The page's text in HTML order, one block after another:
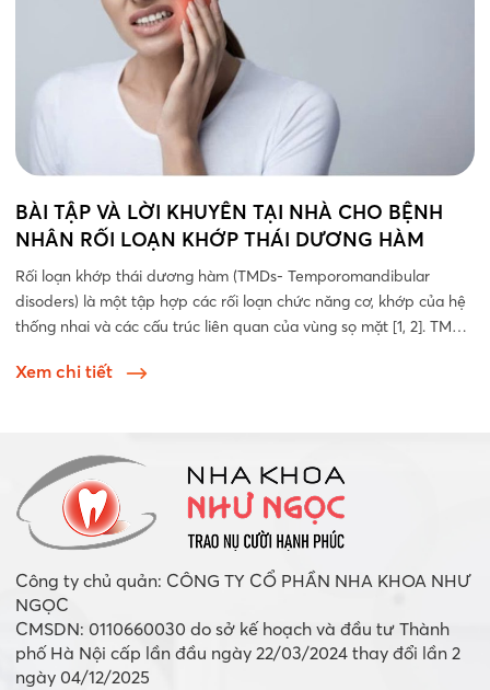
BÀI TẬP VÀ LỜI KHUYÊN TẠI NHÀ CHO BỆNH
NHÂN RỐI LOẠN KHỚP THÁI DƯƠNG HÀM
Rối loạn khớp thái dương hàm (TMDs- Temporomandibular
disoders) là một tập hợp các rối loạn chức năng cơ, khớp của hệ
thống nhai và các cấu trúc liên quan của vùng sọ mặt [1, 2]. TMDs
Xem chi tiết
Công ty chủ quản: CÔNG TY CỔ PHẦN NHA KHOA NHƯ
NGỌC
CMSDN: 0110660030 do sở kế hoạch và đầu tư Thành
phố Hà Nội cấp lần đầu ngày 22/03/2024 thay đổi lần 2
ngày 04/12/2025